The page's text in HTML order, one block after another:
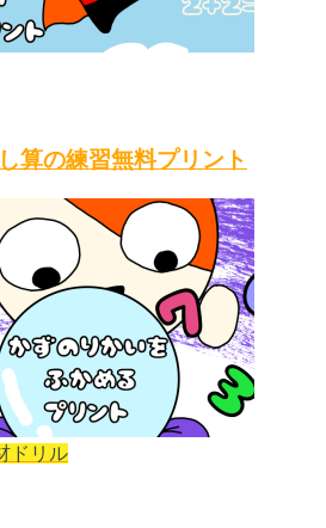
算の練習無料プリント
ドリル